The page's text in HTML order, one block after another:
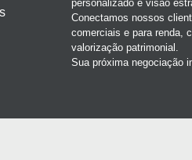
personalizado e visão
Conectamos nossos
comerciais e para renda,
valorização patrimonial.
Sua próxima negociação